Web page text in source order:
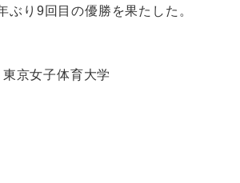
ぶり9回目の優勝を果たした。
京女子体育大学